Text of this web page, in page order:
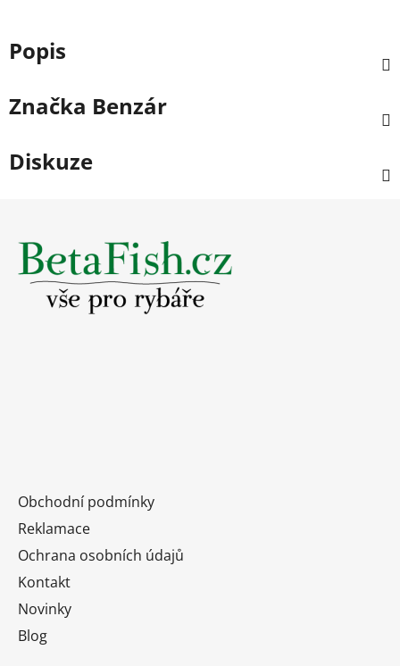
Popis
Značka Benzár
Diskuze
Obchodní podmínky
Reklamace
Ochrana osobních údajů
Kontakt
Novinky
Blog